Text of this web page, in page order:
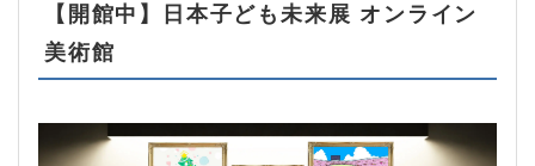
【開館中】日本子ども未来展 オンライン
美術館